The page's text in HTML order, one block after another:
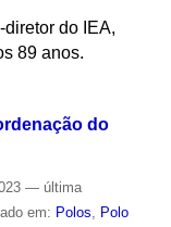
do IEA,
89 anos.
do
— última
em: Polos
Polo